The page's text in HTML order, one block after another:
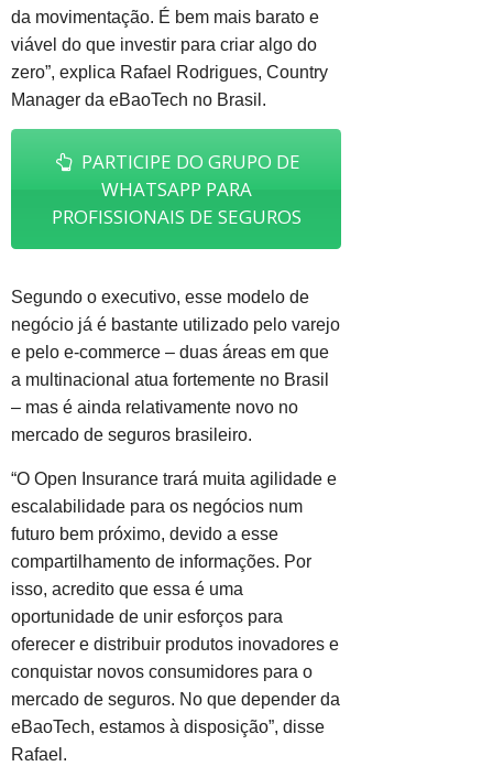
da movimentação. É bem mais barato e
viável do que investir para criar algo do
zero”, explica Rafael Rodrigues, Country
Manager da eBaoTech no Brasil.
PARTICIPE DO GRUPO DE
WHATSAPP PARA
PROFISSIONAIS DE SEGUROS
Segundo o executivo, esse modelo de
negócio já é bastante utilizado pelo varejo
e pelo e-commerce – duas áreas em que
a multinacional atua fortemente no Brasil
– mas é ainda relativamente novo no
mercado de seguros brasileiro.
“O Open Insurance trará muita agilidade e
escalabilidade para os negócios num
futuro bem próximo, devido a esse
compartilhamento de informações. Por
isso, acredito que essa é uma
oportunidade de unir esforços para
oferecer e distribuir produtos inovadores e
conquistar novos consumidores para o
mercado de seguros. No que depender da
eBaoTech, estamos à disposição”, disse
Rafael.